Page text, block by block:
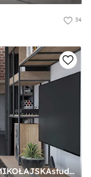
34
Domowe biuro - gabinet - zdjęcie od MIKOŁAJSKAstudio